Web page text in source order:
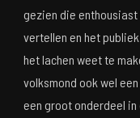
gezien die
vertellen en het
het lachen weet te
volksmond ook wel
een groot onderdeel